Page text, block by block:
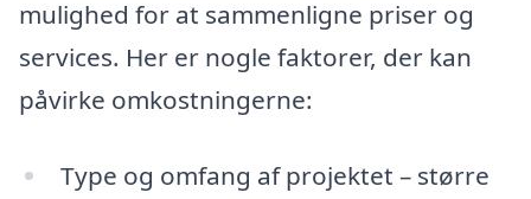
mulighed for at sammenligne priser og
services. Her er nogle faktorer, der kan
påvirke omkostningerne:
Type og omfang af projektet – større